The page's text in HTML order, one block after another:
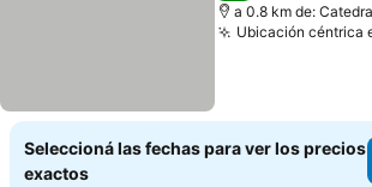
a 0.8 km de:
Ubicación céntrica
Seleccioná las fechas para ver los precios
exactos